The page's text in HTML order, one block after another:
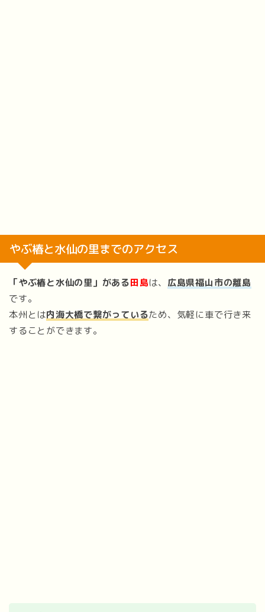
やぶ椿と水仙の里までのアクセス
「やぶ椿と水仙の里」がある田島は、 広島県福山市の離島
です。
本州とは内海大橋で繋がっているため、気軽に車で行き来
することができます。